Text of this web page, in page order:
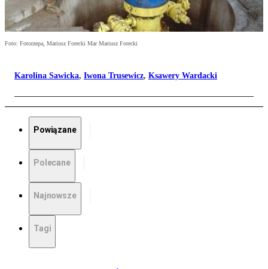
Foto: Fotorzepa, Mariusz Forecki Mar Mariusz Forecki
Karolina Sawicka, Iwona Trusewicz, Ksawery Wardacki
Powiązane
Polecane
Najnowsze
Tagi